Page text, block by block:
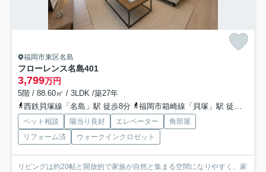
福岡市東区名島
フローレンス名島401
3,799万円
5階 / 88.60㎡ / 3LDK /築27年
西鉄貝塚線「名島」駅 徒歩8分
福岡市箱崎線「貝塚」駅 徒歩20分
ペット相談 陽当り良好 エレベーター
角部屋
リフォーム済
ウォークインクロゼット
リビングは約20帖と開放的で家族が自然と集まる空間になりやすく、家